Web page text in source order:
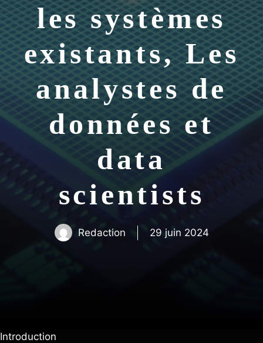
les systèmes
existants, Les
analystes de
données et
data
scientists
Redaction 29 juin 2024
Introduction